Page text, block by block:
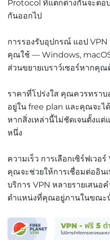
Protocol ที่แตกต่างกันจะตอ
กันออกไป
การรองรับอุปกรณ์ แอป
คุณใช้ — Windows,
ส่วนขยายเบราว์เซอร์หากคุณ
ราคาที่โปร่งใส คุณควรทราบ
อยู่ใน free plan และคุณจะไ
หากสิ่งเหล่านี้ไม่ชัดเจนตั้งแ
หนึ่ง
ความเร็ว การเลือกเซิร์ฟเว
คุณจะช่วยให้การเชื่อมต่ออิน
บริการ VPN หลายรายเสนอ
ตำแหน่งที่คุณอยู่ภานในขณะ